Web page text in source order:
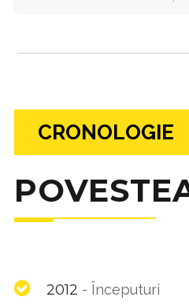
CRONOLOGIE
2012 - Începuturi